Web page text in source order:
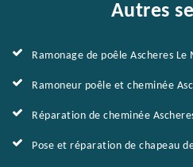
Autres
Ramonage de poêle Ascheres Le
Ramoneur poêle et cheminée
Réparation de cheminée
Pose et réparation de chapeau